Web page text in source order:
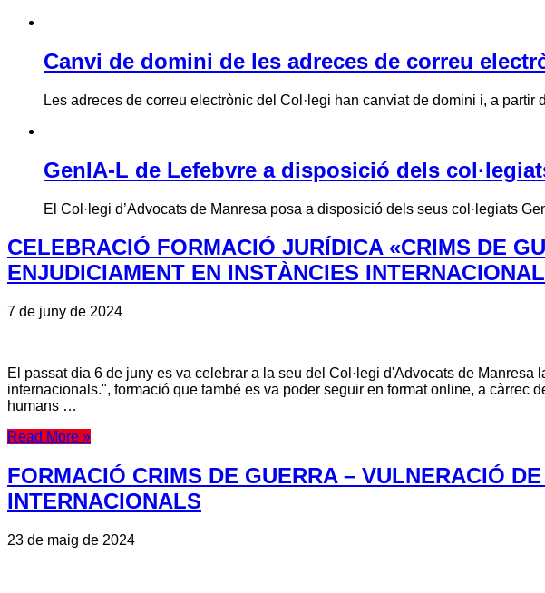
Canvi de domini de les adreces de correu
Les adreces de correu electrònic del Col·legi han canviat de domini i, a partir
GenIA-L de Lefebvre a disposició dels
El Col·legi d’Advocats de Manresa posa a disposició dels seus col·legiats
CELEBRACIÓ FORMACIÓ JURÍDICA «CRIMS DE
ENJUDICIAMENT EN INSTÀNCIES
7 de juny de 2024
El passat dia 6 de juny es va celebrar a la seu del Col·legi d'Advocats de
internacionals.", formació que també es va poder seguir en format online, a càrrec
humans …
Read More »
FORMACIÓ CRIMS DE GUERRA – VULNERACIÓ
INTERNACIONALS
23 de maig de 2024